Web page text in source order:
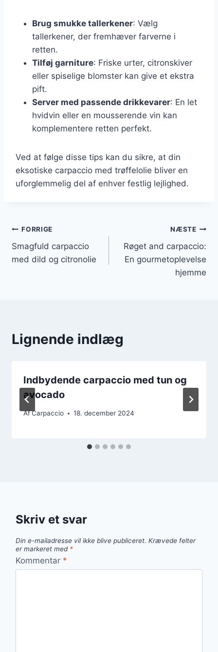
Brug smukke tallerkener: Vælg
tallerkener, der fremhæver farverne i
retten.
Tilføj garniture: Friske urter, citronskiver
eller spiselige blomster kan give et ekstra
pift.
Server med passende drikkevarer: En let
hvidvin eller en mousserende vin kan
komplementere retten perfekt.
Ved at følge disse tips kan du sikre, at din
eksotiske carpaccio med trøffelolie bliver en
uforglemmelig del af enhver festlig lejlighed.
Indlægsnavigation
FORRIGE
Smagfuld carpaccio
med dild og citronolie
NÆSTE
Røget and carpaccio:
En gourmetoplevelse
hjemme
Lignende indlæg
Indbydende carpaccio med tun og
avocado
AfCarpaccio 18. december 2024
Skriv et svar
Din e-mailadresse vil ikke blive publiceret. Krævede felter
er markeret med *
Kommentar *